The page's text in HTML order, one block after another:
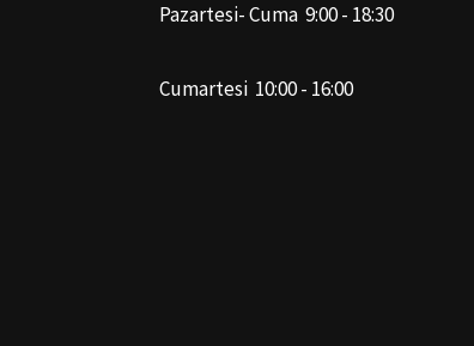
Pazartesi- Cuma 9:00 - 18:30
Cumartesi 10:00 - 16:00